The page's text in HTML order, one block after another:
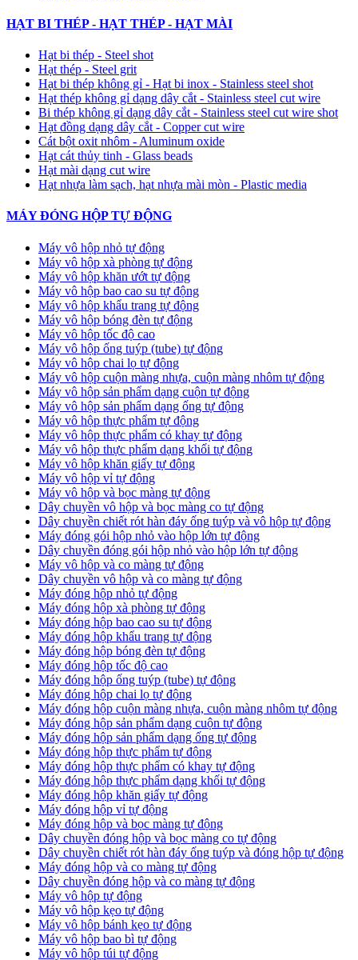
HẠT BI THÉP - HẠT THÉP - HẠT MÀI
Hạt bi thép - Steel shot
Hạt thép - Steel grit
Hạt bi thép không gỉ - Hạt bi inox - Stainless steel shot
Hạt thép không gỉ dạng dây cắt - Stainless steel cut wire
Bi thép không gỉ dạng dây cắt - Stainless steel cut wire shot
Hạt đồng dạng dây cắt - Copper cut wire
Cát bột oxit nhôm - Aluminum oxide
Hạt cát thủy tinh - Glass beads
Hạt mài dạng cut wire
Hạt nhựa làm sạch, hạt nhựa mài mòn - Plastic media
MÁY ĐÓNG HỘP TỰ ĐỘNG
Máy vô hộp nhỏ tự động
Máy vô hộp xà phòng tự động
Máy vô hộp khăn ướt tự động
Máy vô hộp bao cao su tự động
Máy vô hộp khẩu trang tự động
Máy vô hộp bóng đèn tự động
Máy vô hộp tốc độ cao
Máy vô hộp ống tuýp (tube) tự động
Máy vô hộp chai lọ tự động
Máy vô hộp cuộn màng nhựa, cuộn màng nhôm tự động
Máy vô hộp sản phẩm dạng cuộn tự động
Máy vô hộp sản phẩm dạng ống tự động
Máy vô hộp thực phẩm tự động
Máy vô hộp thực phẩm có khay tự động
Máy vô hộp thực phẩm dạng khối tự động
Máy vô hộp khăn giấy tự động
Máy vô hộp vỉ tự động
Máy vô hộp và bọc màng tự động
Dây chuyền vô hộp và bọc màng co tự động
Dây chuyền chiết rót hàn đáy ống tuýp và vô hộp tự động
Máy đóng gói hộp nhỏ vào hộp lớn tự động
Dây chuyền đóng gói hộp nhỏ vào hộp lớn tự động
Máy vô hộp và co màng tự động
Dây chuyền vô hộp và co màng tự động
Máy đóng hộp nhỏ tự động
Máy đóng hộp xà phòng tự động
Máy đóng hộp bao cao su tự động
Máy đóng hộp khẩu trang tự động
Máy đóng hộp bóng đèn tự động
Máy đóng hộp tốc độ cao
Máy đóng hộp ống tuýp (tube) tự động
Máy đóng hộp chai lọ tự động
Máy đóng hộp cuộn màng nhựa, cuộn màng nhôm tự động
Máy đóng hộp sản phẩm dạng cuộn tự động
Máy đóng hộp sản phẩm dạng ống tự động
Máy đóng hộp thực phẩm tự động
Máy đóng hộp thực phẩm có khay tự động
Máy đóng hộp thực phẩm dạng khối tự động
Máy đóng hộp khăn giấy tự động
Máy đóng hộp vỉ tự động
Máy đóng hộp và bọc màng tự động
Dây chuyền đóng hộp và bọc màng co tự động
Dây chuyền chiết rót hàn đáy ống tuýp và đóng hộp tự động
Máy đóng hộp và co màng tự động
Dây chuyền đóng hộp và co màng tự động
Máy vô hộp tự động
Máy vô hộp kẹo tự động
Máy vô hộp bánh kẹo tự động
Máy vô hộp bao bì tự động
Máy vô hộp túi tự động